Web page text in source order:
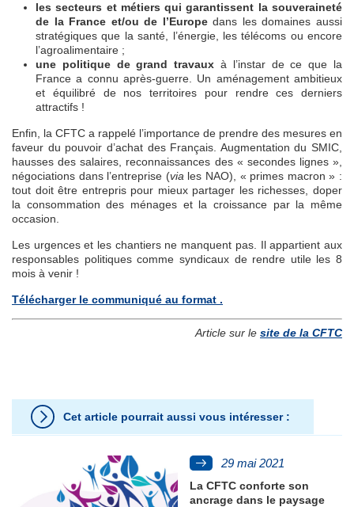
les secteurs et métiers qui garantissent la souveraineté
de la France et/ou de l’Europedans les domaines aussi
stratégiques que la santé, l’énergie, les télécoms ou encore
l’agroalimentaire ;
une politique de grand travaux à l’instar de ce que la
France a connu après-guerre. Un aménagement ambitieux
et équilibré de nos territoires pour rendre ces derniers
attractifs !
Enfin, la CFTC a rappelé l’importance de prendre des mesures en
faveur du pouvoir d’achat des Français. Augmentation du SMIC,
hausses des salaires, reconnaissances des « secondes lignes »,
négociations dans l’entreprise (via les NAO), « primes macron » :
tout doit être entrepris pour mieux partager les richesses, doper
la consommation des ménages et la croissance par la même
occasion.
Les urgences et les chantiers ne manquent pas. Il appartient aux
responsables politiques comme syndicaux de rendre utile les 8
mois à venir !
Télécharger le communiqué au format .
Article sur le site de la CFTC
Cet article pourrait aussi vous intéresser :
29 mai 2021
La CFTC conforte son
ancrage dans le paysage